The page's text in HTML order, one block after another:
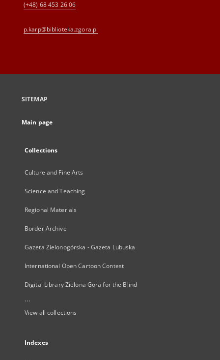
(+48) 68 453 26 06
p.karp@biblioteka.zgora.pl
SITEMAP
Main page
Collections
Culture and Fine Arts
Science and Teaching
Regional Materials
Border Archive
Gazeta Zielonogórska - Gazeta Lubuska
International Open Cartoon Contest
Digital Library Zielona Gora for the Blind
...
View all collections
Indexes